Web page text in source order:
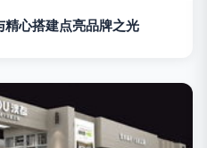
心搭建点亮品牌之光